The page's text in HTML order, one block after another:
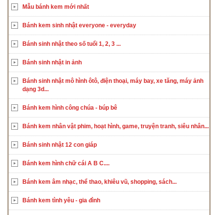
Mẫu bánh kem mới nhất
Bánh kem sinh nhật everyone - everyday
Bánh sinh nhật theo số tuổi 1, 2, 3 ...
Bánh sinh nhật in ảnh
Bánh sinh nhật mô hình ôtô, điện thoại, máy bay, xe tăng, máy ảnh
dạng 3d...
Bánh kem hình công chúa - búp bê
Bánh kem nhân vật phim, hoạt hình, game, truyện tranh, siêu nhân...
Bánh sinh nhật 12 con giáp
Bánh kem hình chữ cái A B C....
Bánh kem âm nhạc, thể thao, khiêu vũ, shopping, sách...
Bánh kem tình yêu - gia đình